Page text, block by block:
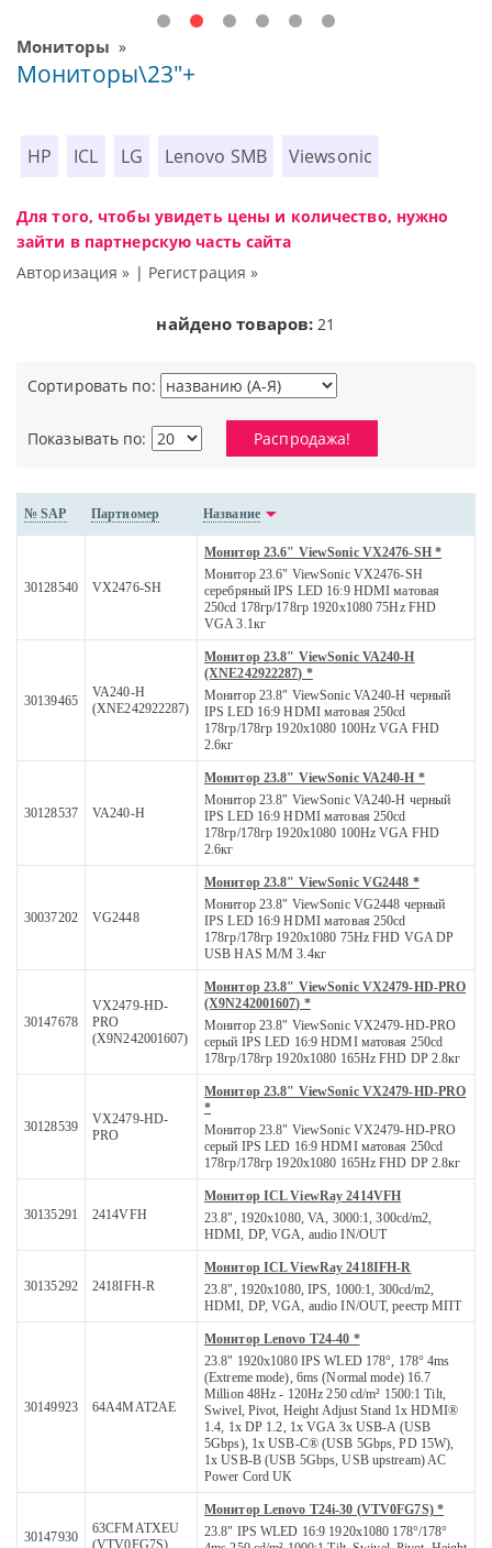
Мониторы »
Мониторы\23"+
HP ICL LG Lenovo SMB Viewsonic
Для того, чтобы увидеть цены и количество, нужно
зайти в партнерскую часть сайта
Авторизация » | Регистрация »
найдено товаров: 21
Сортировать по:
Показывать по: Распродажа!
№ SAP Партномер Название
30128540 VX2476-SH
Монитор 23.6" ViewSonic VX2476-SH *
Монитор 23.6" ViewSonic VX2476-SH
серебряный IPS LED 16:9 HDMI матовая
250cd 178гр/178гр 1920x1080 75Hz FHD
VGA 3.1кг
30139465
VA240-H
(XNE242922287)
Монитор 23.8" ViewSonic VA240-H
(XNE242922287) *
Монитор 23.8" ViewSonic VA240-H черный
IPS LED 16:9 HDMI матовая 250cd
178гр/178гр 1920x1080 100Hz VGA FHD
2.6кг
30128537 VA240-H
Монитор 23.8" ViewSonic VA240-H *
Монитор 23.8" ViewSonic VA240-H черный
IPS LED 16:9 HDMI матовая 250cd
178гр/178гр 1920x1080 100Hz VGA FHD
2.6кг
30037202 VG2448
Монитор 23.8" ViewSonic VG2448 *
Монитор 23.8" ViewSonic VG2448 черный
IPS LED 16:9 HDMI матовая 250cd
178гр/178гр 1920x1080 75Hz FHD VGA DP
USB HAS M/M 3.4кг
30147678
VX2479-HD-
PRO
(X9N242001607)
Монитор 23.8" ViewSonic VX2479-HD-PRO
(X9N242001607) *
Монитор 23.8" ViewSonic VX2479-HD-PRO
серый IPS LED 16:9 HDMI матовая 250cd
178гр/178гр 1920x1080 165Hz FHD DP 2.8кг
30128539
VX2479-HD-
PRO
Монитор 23.8" ViewSonic VX2479-HD-PRO
*
Монитор 23.8" ViewSonic VX2479-HD-PRO
серый IPS LED 16:9 HDMI матовая 250cd
178гр/178гр 1920x1080 165Hz FHD DP 2.8кг
30135291 2414VFH
Монитор ICL ViewRay 2414VFH
23.8", 1920x1080, VA, 3000:1, 300cd/m2,
HDMI, DP, VGA, audio IN/OUT
30135292 2418IFH-R
Монитор ICL ViewRay 2418IFH-R
23.8", 1920x1080, IPS, 1000:1, 300cd/m2,
HDMI, DP, VGA, audio IN/OUT, реестр МПТ
30149923 64A4MAT2AE
Монитор Lenovo T24-40 *
23.8" 1920x1080 IPS WLED 178°, 178° 4ms
(Extreme mode), 6ms (Normal mode) 16.7
Million 48Hz - 120Hz 250 cd/m² 1500:1 Tilt,
Swivel, Pivot, Height Adjust Stand 1x HDMI®
1.4, 1x DP 1.2, 1x VGA 3x USB-A (USB
5Gbps), 1x USB-C® (USB 5Gbps, PD 15W),
1x USB-B (USB 5Gbps, USB upstream) AC
Power Cord UK
30147930
63CFMATXEU
Монитор Lenovo T24i-30 (VTV0FG7S) *
23.8" IPS WLED 16:9 1920x1080 178°/178°